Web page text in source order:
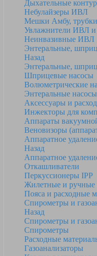
Дыхательные
Небулайзеры ИВЛ
Мешки Амбу, трубки
Увлажнители ИВЛ и
Неинвазивные ИВЛ
Энтеральные,
Назад
Энтеральные,
Шприцевые насосы
Волюметрические
Энтеральные насосы
Аксессуары и
Инжекторы для
Аппараты
Веновизоры
Аппаратное
Назад
Аппаратное
Откашливатели
Перкуссионеры IPP
Жилетные и ручные
Пояса и расходные
Спирометры и
Назад
Спирометры и
Спирометры
Расходные
Газоанализаторы